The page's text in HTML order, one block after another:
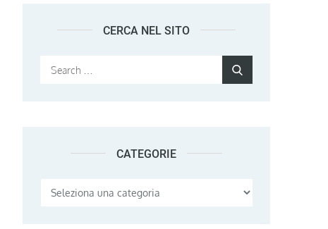
CERCA NEL SITO
Search
CATEGORIE
Categorie